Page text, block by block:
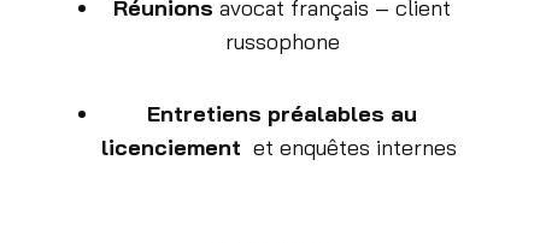
Réunions avocat français – client
russophone
Entretiens préalables au
licenciement et enquêtes internes